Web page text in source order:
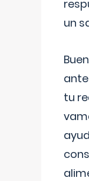
un
tu